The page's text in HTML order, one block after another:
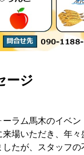
ージ
ラム馬木のイベン
場いただき、年々
たが、スタッフの